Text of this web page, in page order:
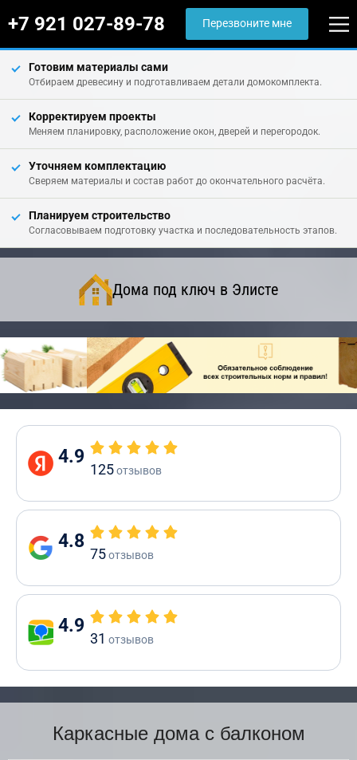
+7 921 027-89-78 Перезвоните мне
Готовим материалы сами
Отбираем древесину и подготавливаем детали домокомплекта.
Корректируем проекты
Меняем планировку, расположение окон, дверей и перегородок.
Уточняем комплектацию
Сверяем материалы и состав работ до окончательного расчёта.
Планируем строительство
Согласовываем подготовку участка и последовательность этапов.
Дома под ключ в Элисте
4.9
125отзывов
4.8
75отзывов
4.9
31 отзывов
Каркасные дома с балконом